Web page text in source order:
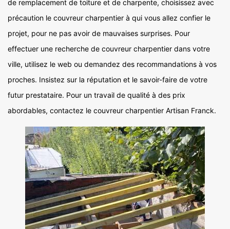
de remplacement de toiture et de charpente, choisissez avec
précaution le couvreur charpentier à qui vous allez confier le
projet, pour ne pas avoir de mauvaises surprises. Pour
effectuer une recherche de couvreur charpentier dans votre
ville, utilisez le web ou demandez des recommandations à vos
proches. Insistez sur la réputation et le savoir-faire de votre
futur prestataire. Pour un travail de qualité à des prix
abordables, contactez le couvreur charpentier Artisan Franck.